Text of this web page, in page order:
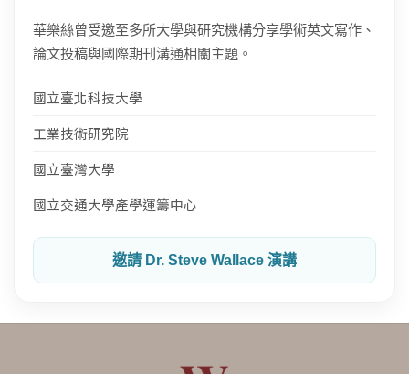
華樂絲曾受邀至多所大學與研究機構分享學術英文寫作、
論文投稿與國際期刊溝通相關主題。
國立臺北科技大學
工業技術研究院
國立臺灣大學
國立交通大學產學運籌中心
邀請 Dr. Steve Wallace 演講